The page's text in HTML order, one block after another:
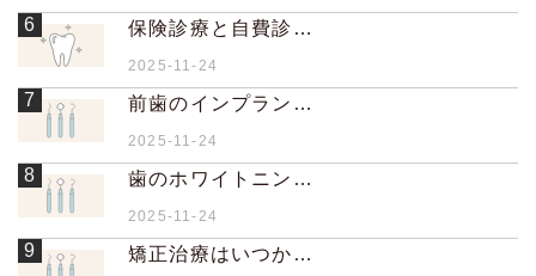
6 保険診療と自費診療の違いは何ですか？
2025-11-24
7 前歯のインプラント治療は難しいのですか？
2025-11-24
8 歯のホワイトニングは歯に悪影響がありますか？
2025-11-24
9 矯正治療はいつから始めるのが良いですか？